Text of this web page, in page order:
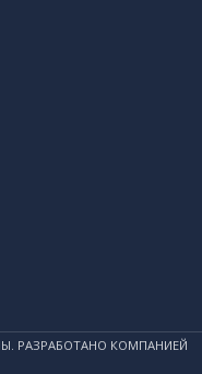
РАЗРАБОТАНО КОМПАНИЕЙ